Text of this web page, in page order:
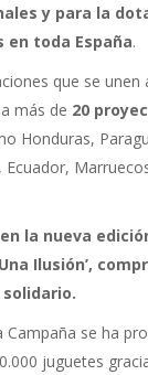
y para la
en toda España.
que se unen
más de 20
Honduras,
Ecuador,
la nueva
Ilusión’,
Campaña se ha
juguetes